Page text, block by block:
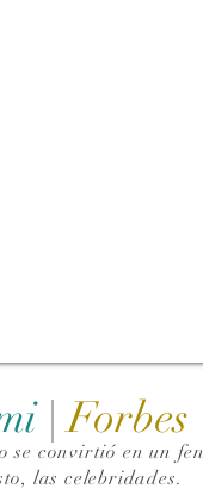
|Forbes
se convirtió en un
las celebridades.